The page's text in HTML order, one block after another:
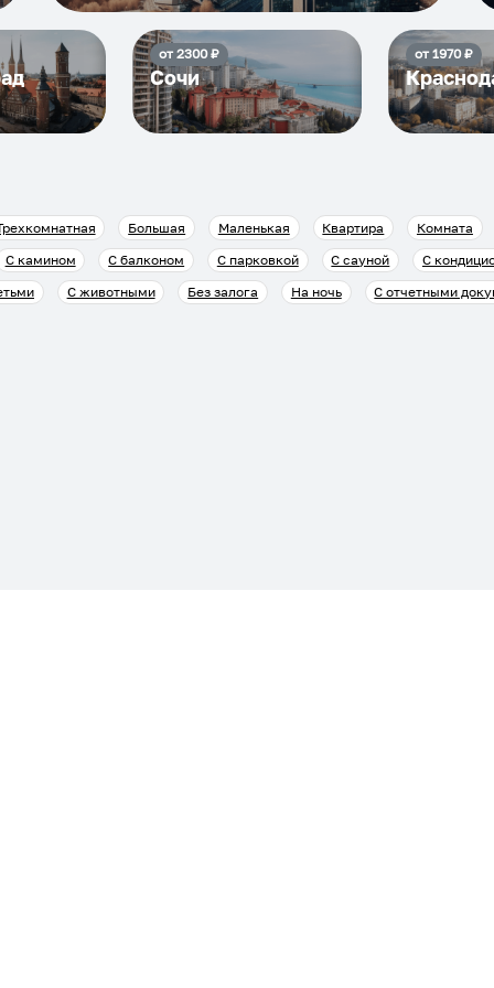
от 2300₽
Сочи
от 1970₽
Большая Маленькая Квартира Комната
С камином С балконом С парковкой С сауной С
С животными Без залога На ночь С отчетными